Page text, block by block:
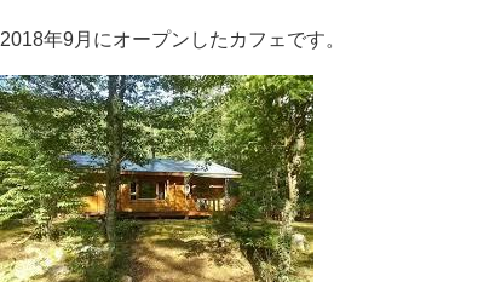
2018年9月にオープンしたカフェです。